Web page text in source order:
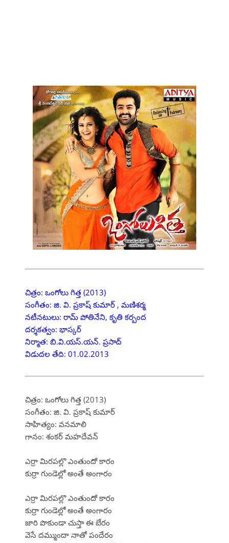
చిత్రం: ఒంగోలు గిత్త (2013)
సంగీతం: జి. వి. ప్రకాష్ కుమార్ , మణిశర్మ
నటీనటులు: రామ్ పోతినేని, కృతి కర్బంద
దర్శకత్వం: భాస్కర్
నిర్మాత: బి.వి.యస్.యన్. ప్రసాద్
విడుదల తేది: 01.02.2013
చిత్రం: ఒంగోలు గిత్త (2013)
సంగీతం: జి. వి. ప్రకాష్ కుమార్
సాహిత్యం: వనమాలి
గానం: శంకర్ మహదేవన్
ఎర్రా మిరపల్లొ ఎంతుందో కారం
కుర్రా గుండెల్లో అంతే అంగారం
ఎర్రా మిరపల్లొ ఎంతుందో కారం
కుర్రా గుండెల్లో అంతే అంగారం
జారి పొకుండా చుస్తా ఈ బేరం
వెసే దమ్ముందా నాతో పందేరం